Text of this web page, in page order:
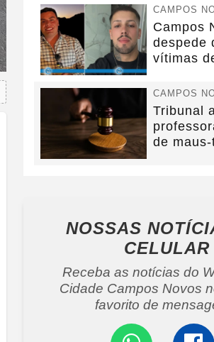
CAMPOS
Campos
despede
vítimas
CAMPOS
Tribunal
de
NOSSAS
CELULAR
Receba as notícias do
Cidade Campos Novos
favorito de